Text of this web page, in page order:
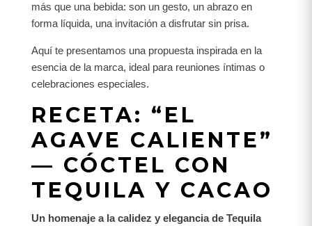
más que una bebida: son un gesto, un abrazo en
forma líquida, una invitación a disfrutar sin prisa.
Aquí te presentamos una propuesta inspirada en la
esencia de la marca, ideal para reuniones íntimas o
celebraciones especiales.
RECETA: “EL
AGAVE CALIENTE”
— CÓCTEL CON
TEQUILA Y CACAO
Un homenaje a la calidez y elegancia de Tequila